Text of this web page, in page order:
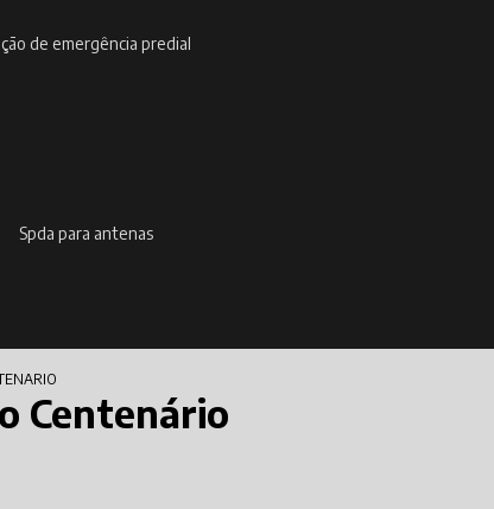
de emergência predial
spda para antenas
Centenário